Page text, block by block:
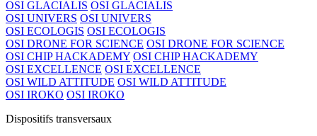
OSI GLACIALIS OSI GLACIALIS
OSI UNIVERS OSI UNIVERS
OSI ECOLOGIS OSI ECOLOGIS
OSI DRONE FOR SCIENCE OSI DRONE FOR SCIENCE
OSI CHIP HACKADEMY OSI CHIP HACKADEMY
OSI EXCELLENCE OSI EXCELLENCE
OSI WILD ATTITUDE OSI WILD ATTITUDE
OSI IROKO OSI IROKO
Dispositifs transversaux